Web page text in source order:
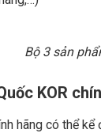
Bộ 3 sản
KOR
hãng có thể